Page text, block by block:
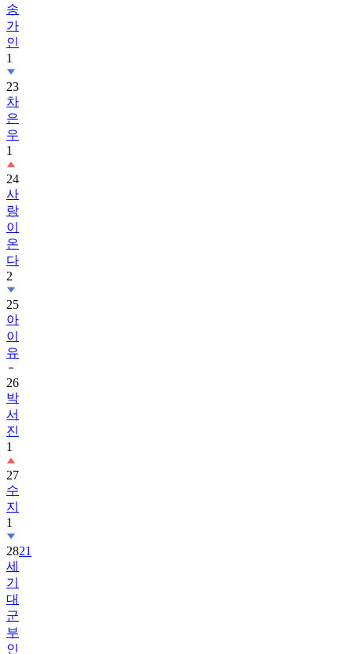
송
가
인
1
23
차
은
우
1
24
사
랑
이
온
다
2
25
아
이
유
26
박
서
진
1
27
수
지
1
2821
세
기
대
군
부
인